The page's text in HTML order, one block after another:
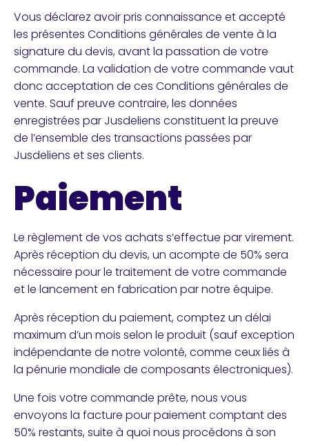
Vous déclarez avoir pris connaissance et accepté
les présentes Conditions générales de vente à la
signature du devis, avant la passation de votre
commande. La validation de votre commande vaut
donc acceptation de ces Conditions générales de
vente. Sauf preuve contraire, les données
enregistrées par Jusdeliens constituent la preuve
de l’ensemble des transactions passées par
Jusdeliens et ses clients.
Paiement
Le règlement de vos achats s’effectue par virement.
Après réception du devis, un acompte de 50% sera
nécessaire pour le traitement de votre commande
et le lancement en fabrication par notre équipe.
Après réception du paiement, comptez un délai
maximum d’un mois selon le produit (sauf exception
indépendante de notre volonté, comme ceux liés à
la pénurie mondiale de composants électroniques).
Une fois votre commande prête, nous vous
envoyons la facture pour paiement comptant des
50% restants, suite à quoi nous procédons à son